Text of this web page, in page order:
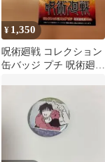
¥ 1,350
呪術廻戦 コレクション
缶バッジ プチ 呪術廻戦